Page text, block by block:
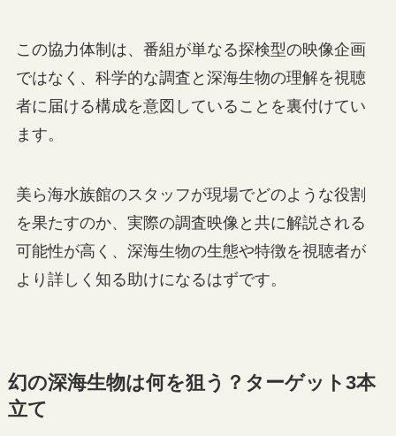
この協力体制は、番組が単なる探検型の映像企画
ではなく、科学的な調査と深海生物の理解を視聴
者に届ける構成を意図していることを裏付けてい
ます。
美ら海水族館のスタッフが現場でどのような役割
を果たすのか、実際の調査映像と共に解説される
可能性が高く、深海生物の生態や特徴を視聴者が
より詳しく知る助けになるはずです。
幻の深海生物は何を狙う？ターゲット3本
立て